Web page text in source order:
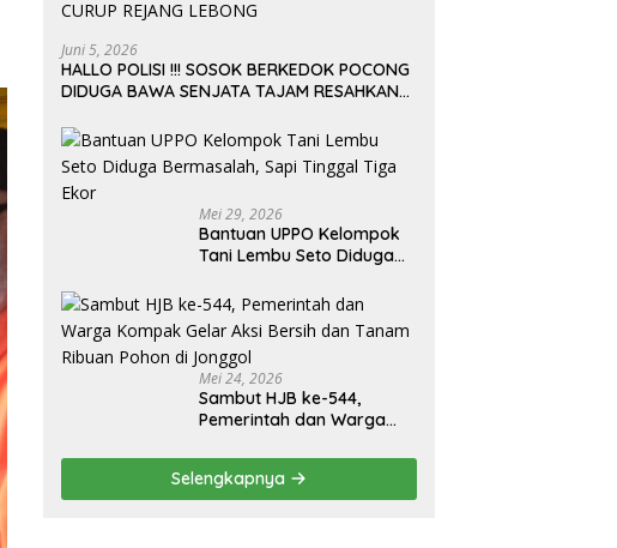
Juni 5, 2026
HALLO POLISI !!! SOSOK BERKEDOK POCONG
DIDUGA BAWA SENJATA TAJAM RESAHKAN
LEBONG
Mei 29, 2026
Bantuan UPPO Kelompok
Tani Lembu Seto Diduga
Tiga Ekor
Mei 24, 2026
Sambut HJB ke-544,
Pemerintah dan Warga
dan Tanam Ribuan Pohon
di Jonggol
Selengkapnya